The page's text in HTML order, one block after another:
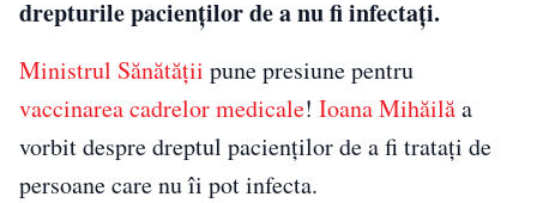
drepturile pacienților de a nu fi infectați.
Ministrul Sănătății pune presiune pentru
vaccinarea cadrelor medicale! Ioana Mihăilăa
vorbit despre dreptul pacienților de a fi tratați de
persoane care nu îi pot infecta.